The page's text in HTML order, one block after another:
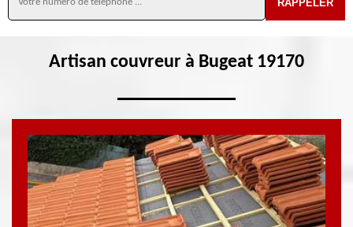
Artisan couvreur à Bugeat 19170